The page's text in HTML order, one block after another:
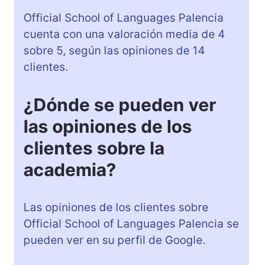
Official School of Languages Palencia
cuenta con una valoración media de 4
sobre 5, según las opiniones de 14
clientes.
¿Dónde se pueden ver
las opiniones de los
clientes sobre la
academia?
Las opiniones de los clientes sobre
Official School of Languages Palencia se
pueden ver en su perfil de Google.